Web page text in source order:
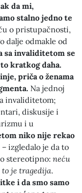
da mi,
stalno jedno te
o pristupačnosti,
dalje odmakle od
sa invaliditetom se
kratkog daha.
priča o ženama
Na jednoj
invaliditetom;
diskusije i
i u
niko nije rekao
izgledalo je da to
stereotipno: neću
to je tragedija.
i da smo samo